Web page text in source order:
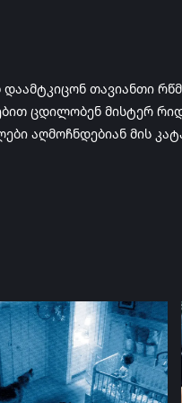
თავიანთი
ცდილობენ მისტერ
აღმოჩნდებიან მის